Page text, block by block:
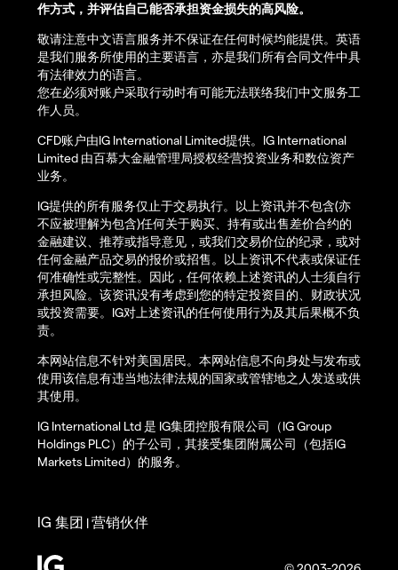
作方式，并评估自己能否承担资金损失的高风险。
敬请注意中文语言服务并不保证在任何时候均能提供。英语
是我们服务所使用的主要语言，亦是我们所有合同文件中具
有法律效力的语言。
您在必须对账户采取行动时有可能无法联络我们中文服务工
作人员。
CFD账户由IG International Limited提供。IG International
Limited 由百慕大金融管理局授权经营投资业务和数位资产
业务。
IG提供的所有服务仅止于交易执行。以上资讯并不包含(亦
不应被理解为包含)任何关于购买、持有或出售差价合约的
金融建议、推荐或指导意见，或我们交易价位的纪录，或对
任何金融产品交易的报价或招售。以上资讯不代表或保证任
何准确性或完整性。因此，任何依赖上述资讯的人士须自行
承担风险。该资讯没有考虑到您的特定投资目的、财政状况
或投资需要。IG对上述资讯的任何使用行为及其后果概不负
责。
本网站信息不针对美国居民。本网站信息不向身处与发布或
使用该信息有违当地法律法规的国家或管辖地之人发送或供
其使用。
IG International Ltd 是 IG集团控股有限公司（IG Group
Holdings PLC）的子公司，其接受集团附属公司（包括IG
Markets Limited）的服务。
IG 集团 |营销伙伴